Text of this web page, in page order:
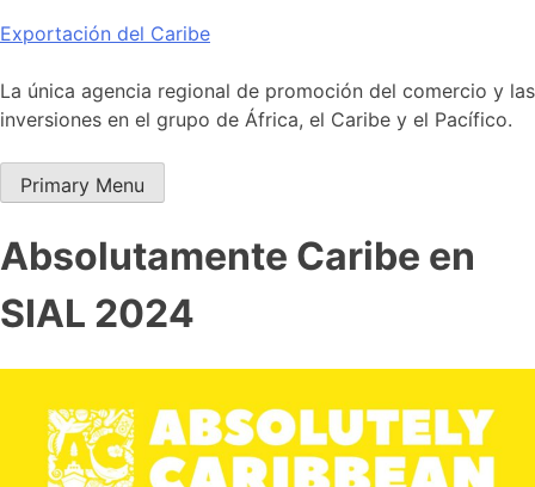
Skip
content
Exportación del Caribe
La única agencia regional de promoción del comercio y las
inversiones en el grupo de África, el Caribe y el Pacífico.
Primary Menu
Absolutamente Caribe en
SIAL 2024